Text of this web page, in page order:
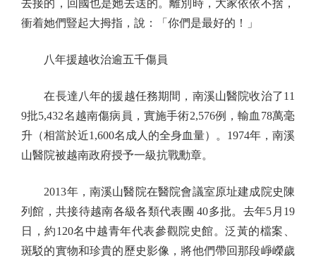
去接的，回國也是她去送的。離別時，大家依依不捨，
衝着她們豎起大拇指，說：「你們是最好的！」
八年援越收治逾五千傷員
在長達八年的援越任務期間，南溪山醫院收治了11
9批5,432名越南傷病員，實施手術2,576例，輸血78萬毫
升（相當於近1,600名成人的全身血量）。1974年，南溪
山醫院被越南政府授予一級抗戰勳章。
2013年，南溪山醫院在醫院會議室原址建成院史陳
列館，共接待越南各級各類代表團 40多批。去年5月19
日，約120名中越青年代表參觀院史館。泛黃的檔案、
斑駁的實物和珍貴的歷史影像，將他們帶回那段崢嶸歲